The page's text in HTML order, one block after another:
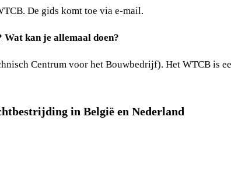
De gids komt toe via e-mail.
kan je allemaal doen?
Centrum voor het Bouwbedrijf). Het WTCB is
in België en Nederland